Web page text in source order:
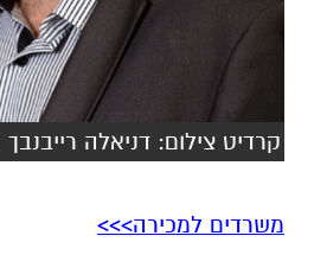
קרדיט צילום: דניאלה
משרדים למכירה>>>